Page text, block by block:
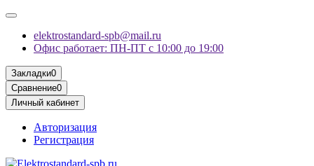
elektrostandard-spb@mail.ru
Офис работает: ПН-ПТ с 10:00 до 19:00
Закладки0
Сравнение0
Личный кабинет
Авторизация
Регистрация